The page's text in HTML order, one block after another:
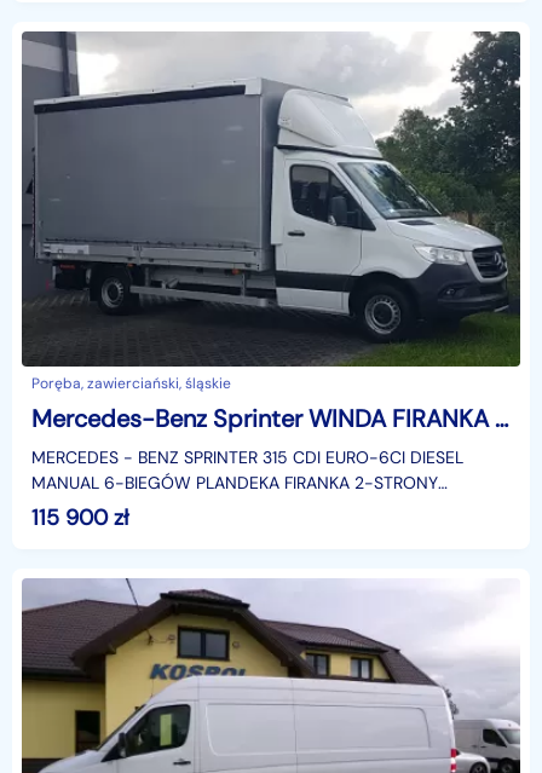
Poręba, zawierciański, śląskie
Mercedes-Benz Sprinter WINDA FIRANKA 4,24x2,16x2,28 ROZSUWANY DACH PLANDEKA PAKA
MERCEDES - BENZ SPRINTER 315 CDI EURO-6CI DIESEL
MANUAL 6-BIEGÓW PLANDEKA FIRANKA 2-STRONY
ROZSUWANY DACH 8-EURO PALET WYMIARY: 4,24x2,16x2,28
KLIMATRONIK TEMPO
115 900zł